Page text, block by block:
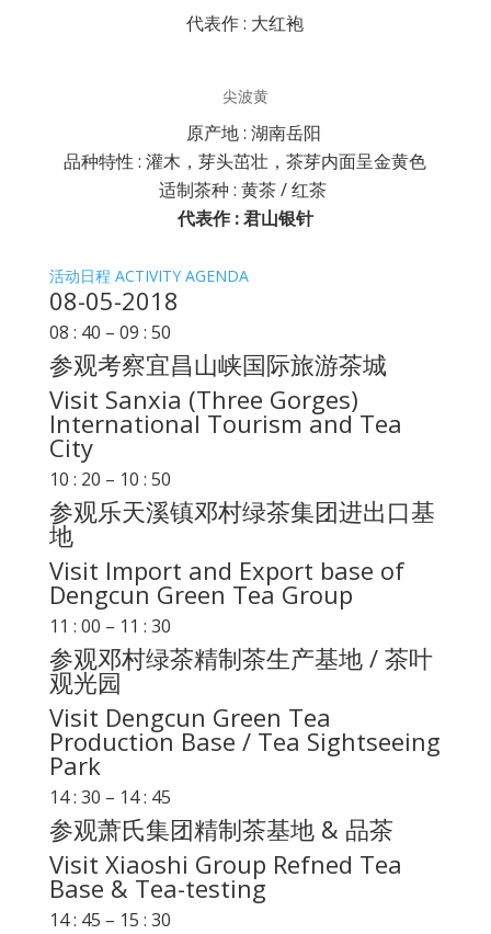
代表作 : 大红袍
尖波黄
原产地 : 湖南岳阳
品种特性 : 灌木，芽头茁壮，茶芽内面呈金黄色
适制茶种 : 黄茶 / 红茶
代表作 : 君山银针
活动日程 ACTIVITY AGENDA
08-05-2018
08 : 40 – 09 : 50
参观考察宜昌山峡国际旅游茶城
Visit Sanxia (Three Gorges)
International Tourism and Tea
City
10 : 20 – 10 : 50
参观乐天溪镇邓村绿茶集团进出口基
地
Visit Import and Export base of
Dengcun Green Tea Group
11 : 00 – 11 : 30
参观邓村绿茶精制茶生产基地 / 茶叶
观光园
Visit Dengcun Green Tea
Production Base / Tea Sightseeing
Park
14 : 30 – 14 : 45
参观萧氏集团精制茶基地 & 品茶
Visit Xiaoshi Group Refned Tea
Base & Tea-testing
14 : 45 – 15 : 30